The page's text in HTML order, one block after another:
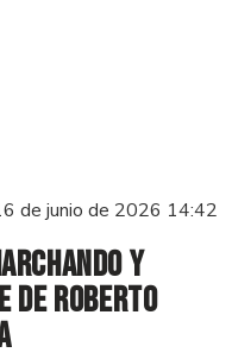
de junio de 2026 14:42
y
de Roberto